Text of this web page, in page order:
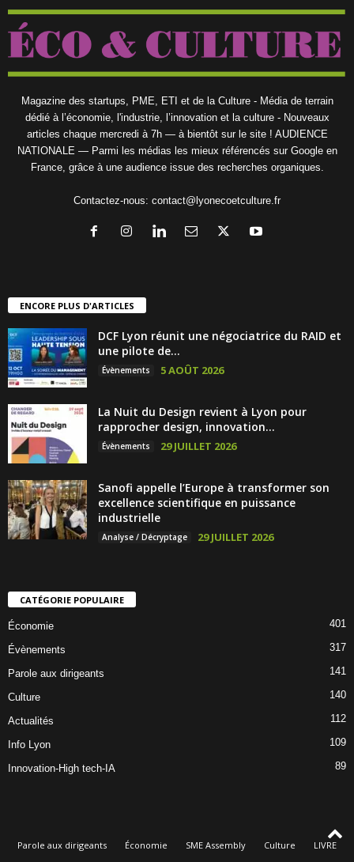
Magazine des startups, PME, ETI et de la Culture - Média de terrain
dédié à l’économie, l'industrie, l’innovation et la culture - Nouveaux
articles chaque mercredi à 7h — à bientôt sur le site ! AUDIENCE
NATIONALE — Parmi les médias les mieux référencés sur Google en
France, grâce à une audience issue des recherches organiques.
Contactez-nous: contact@lyonecoetculture.fr
ENCORE PLUS D'ARTICLES
DCF Lyon réunit une négociatrice du RAID et
une pilote de...
Évènements 5 AOÛT 2026
La Nuit du Design revient à Lyon pour
rapprocher design, innovation...
Évènements 29 JUILLET 2026
Sanofi appelle l’Europe à transformer son
excellence scientifique en puissance
industrielle
Analyse / Décryptage 29 JUILLET 2026
CATÉGORIE POPULAIRE
Économie 401
Évènements 317
Parole aux dirigeants 141
Culture 140
Actualités 112
Info Lyon 109
Innovation-High tech-IA 89
Parole aux dirigeants Économie SME Assembly Culture
LIVRE